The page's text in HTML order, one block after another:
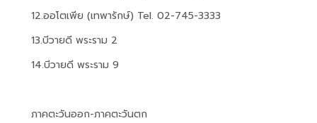
12.ออโตเพีย (เทพารักษ์) Tel. 02-745-3333
13.บีวายดี พระราม 2
14.บีวายดี พระราม 9
ภาคตะวันออก-ภาคตะวันตก